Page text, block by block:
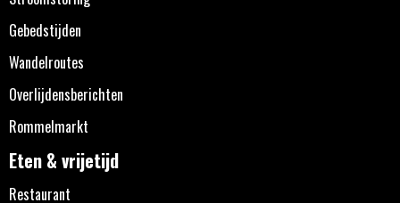
Gebedstijden
Wandelroutes
Overlijdensberichten
Rommelmarkt
Eten & vrijetijd
Restaurant